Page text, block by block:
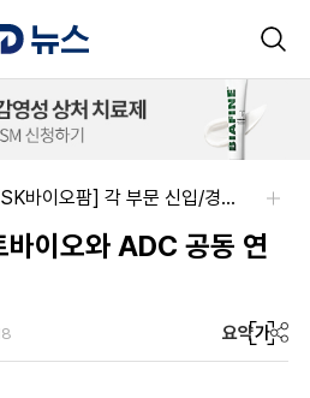
SK 바이오팜 (주)-[SK바이오팜] 각 부문 신입/경력 구성원 영입
바이오와 ADC 공동 연
요약가